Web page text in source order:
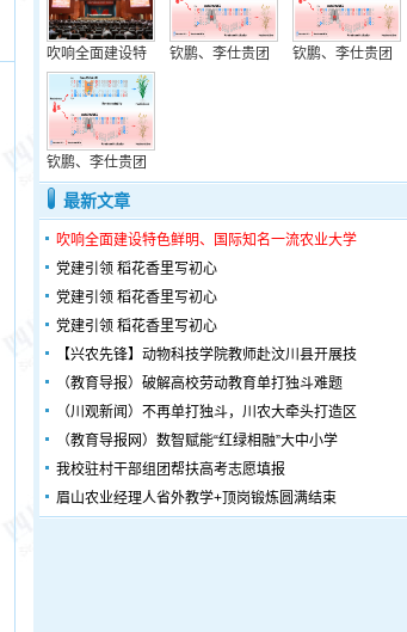
吹响全面建设特 钦鹏、李仕贵团 钦鹏、李仕贵团
钦鹏、李仕贵团
最新文章
吹响全面建设特色鲜明、国际知名一流农业大学
党建引领 稻花香里写初心
党建引领 稻花香里写初心
党建引领 稻花香里写初心
【兴农先锋】动物科技学院教师赴汶川县开展技
（教育导报）破解高校劳动教育单打独斗难题
（川观新闻）不再单打独斗，川农大牵头打造区
（教育导报网）数智赋能“红绿相融”大中小学
我校驻村干部组团帮扶高考志愿填报
眉山农业经理人省外教学+顶岗锻炼圆满结束